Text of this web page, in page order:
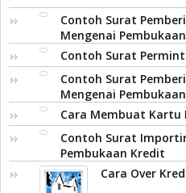
Contoh Surat
Mengenai
Contoh Surat
Contoh Surat
Mengenai
Cara Membuat Kartu
Contoh Surat
Pembukaan Kredit
Cara Over